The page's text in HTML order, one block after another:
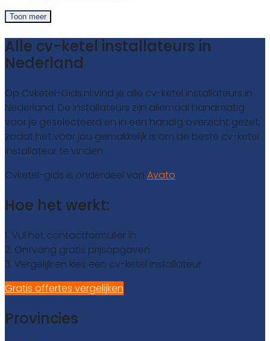
Toon meer
Alle cv-ketel installateurs in
Nederland
Op Cvketel-Gids.nl vind je alle cv-ketel installateurs in
Nederland. De installateurs zijn allemaal handmatig
voor je geselecteerd en in een handig overzicht gezet,
zodat het voor jou gemakkelijk is om de beste cv-ketel
installateur te vinden.
Cvketel-gids is onderdeel van Avato
Hoe het werkt:
1. Vul het contactformulier in
2. Ontvang gratis prijsopgaven
3. Vergelijk en kies een cv-ketel installateur
Gratis offertes vergelijken
Provincies